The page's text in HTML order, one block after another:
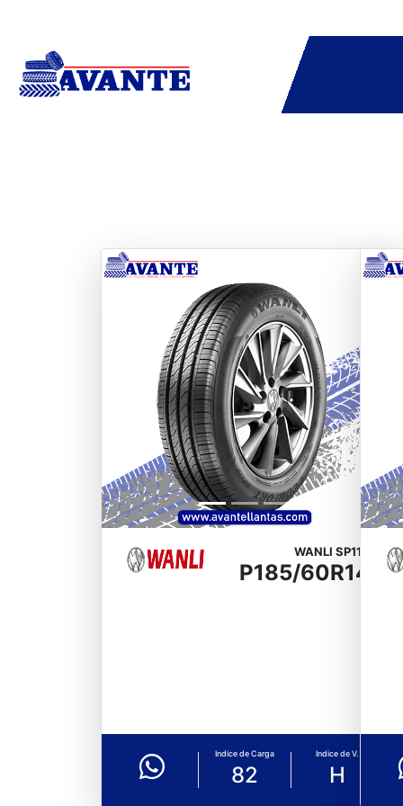
Previous
WANLI SP118
P185/60R14
Indice de Carga
82
Indice de V.
H